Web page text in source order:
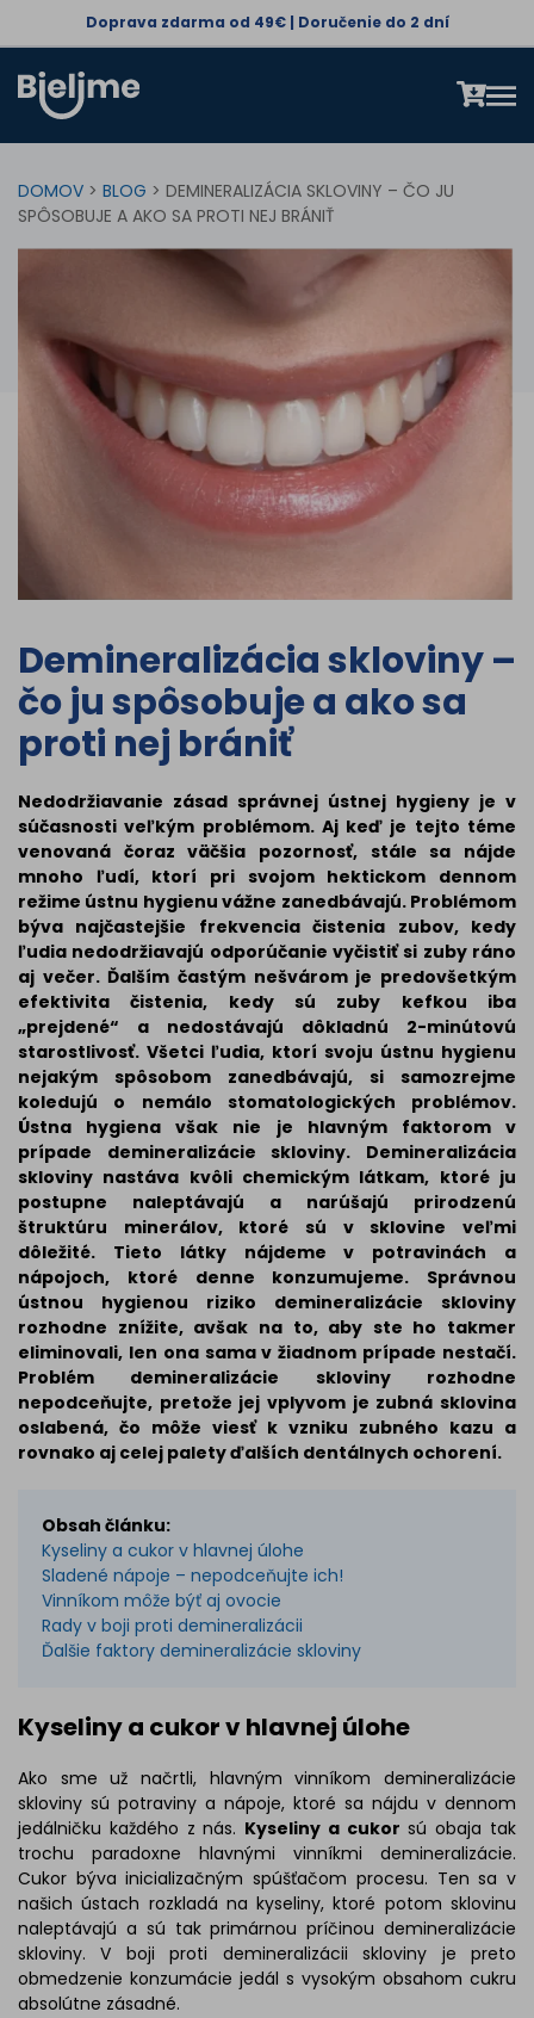
Doprava zdarma od 49€ | Doručenie do 2 dní
DOMOV > BLOG > DEMINERALIZÁCIA SKLOVINY – ČO JU
SPÔSOBUJE A AKO SA PROTI NEJ BRÁNIŤ
Demineralizácia skloviny –
čo ju spôsobuje a ako sa
proti nej brániť
Nedodržiavanie zásad správnej ústnej hygieny je v
súčasnosti veľkým problémom. Aj keď je tejto téme
venovaná čoraz väčšia pozornosť, stále sa nájde
mnoho ľudí, ktorí pri svojom hektickom dennom
režime ústnu hygienu vážne zanedbávajú. Problémom
býva najčastejšie frekvencia čistenia zubov, kedy
ľudia nedodržiavajú odporúčanie vyčistiť si zuby ráno
aj večer. Ďalším častým nešvárom je predovšetkým
efektivita čistenia, kedy sú zuby kefkou iba
„prejdené“ a nedostávajú dôkladnú 2-minútovú
starostlivosť. Všetci ľudia, ktorí svoju ústnu hygienu
nejakým spôsobom zanedbávajú, si samozrejme
koledujú o nemálo stomatologických problémov.
Ústna hygiena však nie je hlavným faktorom v
prípade demineralizácie skloviny. Demineralizácia
skloviny nastáva kvôli chemickým látkam, ktoré ju
postupne naleptávajú a narúšajú prirodzenú
štruktúru minerálov, ktoré sú v sklovine veľmi
dôležité. Tieto látky nájdeme v potravinách a
nápojoch, ktoré denne konzumujeme. Správnou
ústnou hygienou riziko demineralizácie skloviny
rozhodne znížite, avšak na to, aby ste ho takmer
eliminovali, len ona sama v žiadnom prípade nestačí.
Problém demineralizácie skloviny rozhodne
nepodceňujte, pretože jej vplyvom je zubná sklovina
oslabená, čo môže viesť k vzniku zubného kazu a
rovnako aj celej palety ďalších dentálnych ochorení.
Obsah článku:
Kyseliny a cukor v hlavnej úlohe
Sladené nápoje – nepodceňujte ich!
Vinníkom môže býť aj ovocie
Rady v boji proti demineralizácii
Ďalšie faktory demineralizácie skloviny
Kyseliny a cukor v hlavnej úlohe
Ako sme už načrtli, hlavným vinníkom demineralizácie
skloviny sú potraviny a nápoje, ktoré sa nájdu v dennom
jedálničku každého z nás. Kyseliny a cukor sú obaja tak
trochu paradoxne hlavnými vinníkmi demineralizácie.
Cukor býva inicializačným spúšťačom procesu. Ten sa v
našich ústach rozkladá na kyseliny, ktoré potom sklovinu
naleptávajú a sú tak primárnou príčinou demineralizácie
skloviny. V boji proti demineralizácii skloviny je preto
obmedzenie konzumácie jedál s vysokým obsahom cukru
absolútne zásadné.